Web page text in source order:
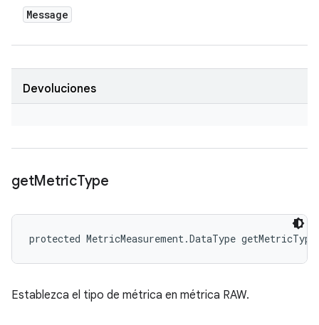
Message
Devoluciones
getMetricType
protected MetricMeasurement.DataType
Establezca el tipo de métrica en métrica RAW.